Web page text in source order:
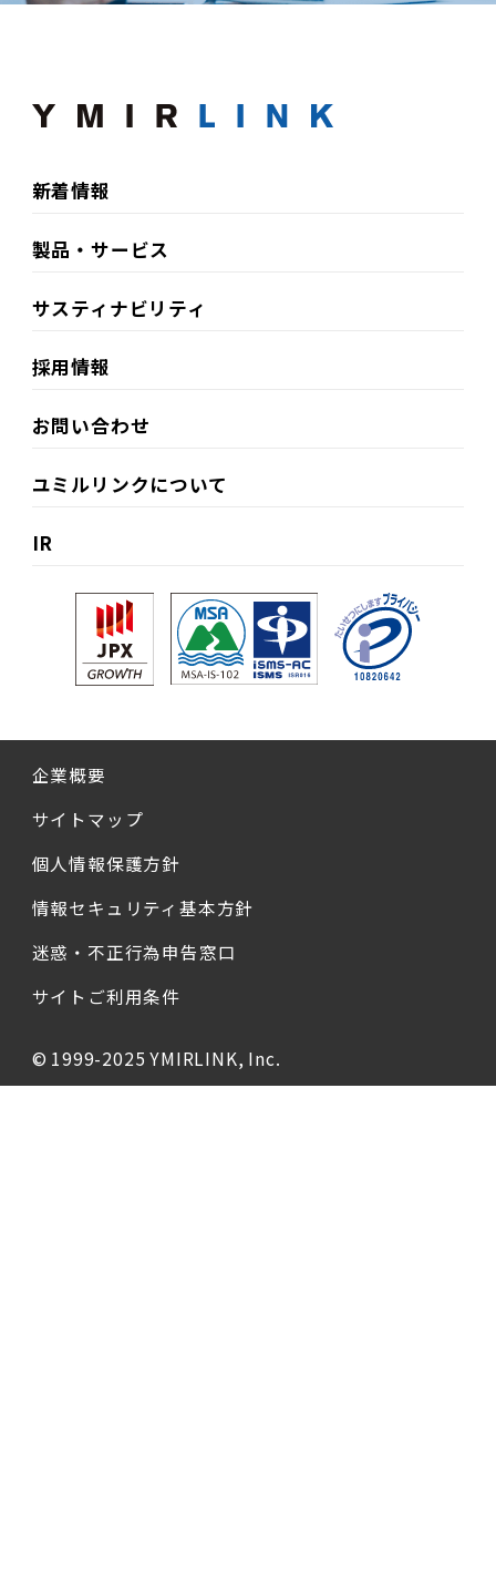
新着情報
製品・サービス
サスティナビリティ​
採用情報
お問い合わせ
ユミルリンクについて
IR
企業概要
サイトマップ
個人情報保護方針
情報セキュリティ基本方針
迷惑・不正行為申告窓口
サイトご利用条件
© 1999-2025 YMIRLINK, Inc.